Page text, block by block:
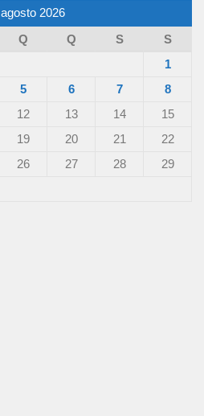
agosto 2026
Q Q S
S
1
5 6 7
8
12 13 14
15
19 20 21
22
26 27 28
29